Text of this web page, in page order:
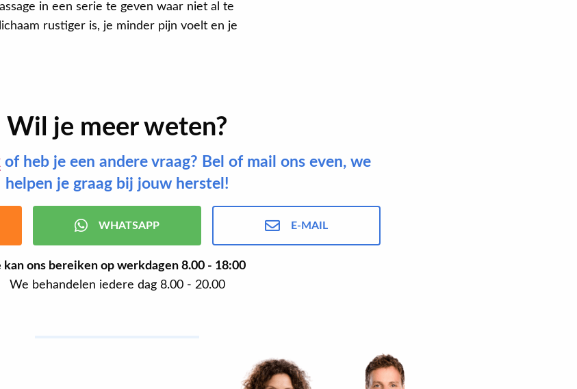
in een serie te geven waar niet al te
rustiger is, je minder pijn voelt en je
Wil je meer weten?
of heb je een andere vraag? Bel of mail ons even, we
helpen je graag bij jouw herstel!
WHATSAPP E-MAIL
kan ons bereiken op werkdagen8.00 - 18:00
We behandelen iedere dag 8.00 - 20.00